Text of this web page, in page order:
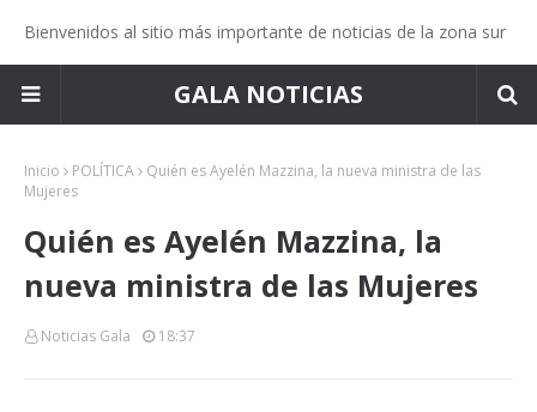
Bienvenidos al sitio más importante de noticias de la zona sur
GALA NOTICIAS
Inicio POLÍTICA
Quién es Ayelén Mazzina, la nueva ministra de las
Mujeres
Quién es Ayelén Mazzina, la
nueva ministra de las Mujeres
Noticias Gala 18:37